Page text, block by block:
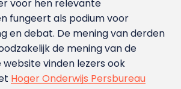
voor hen relevante
fungeert als podium voor
en debat. De mening van derden
de mening van de
vinden lezers ook
Hoger Onderwijs Persbureau